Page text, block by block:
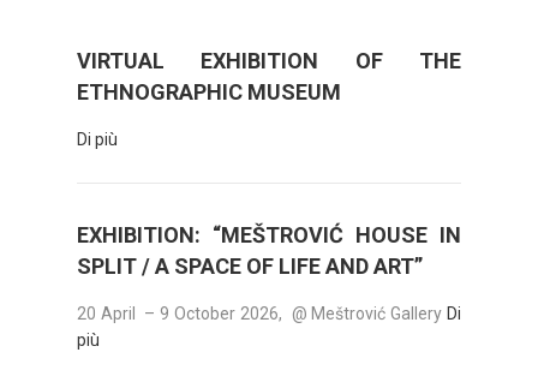
VIRTUAL EXHIBITION OF THE
ETHNOGRAPHIC MUSEUM
Di più
EXHIBITION: “MEŠTROVIĆ HOUSE IN
SPLIT / A SPACE OF LIFE AND ART”
20 April – 9 October 2026, @ Meštrović Gallery Di
più